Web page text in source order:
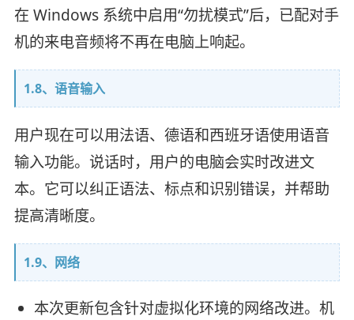
在 Windows 系统中启用“勿扰模式”后，已配对手
机的来电音频将不再在电脑上响起。
1.8、语音输入
用户现在可以用法语、德语和西班牙语使用语音
输入功能。说话时，用户的电脑会实时改进文
本。它可以纠正语法、标点和识别错误，并帮助
提高清晰度。
1.9、网络
本次更新包含针对虚拟化环境的网络改进。机